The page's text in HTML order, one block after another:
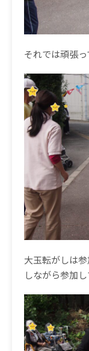
それでは頑張っ
大玉転がしは
しながら参加し